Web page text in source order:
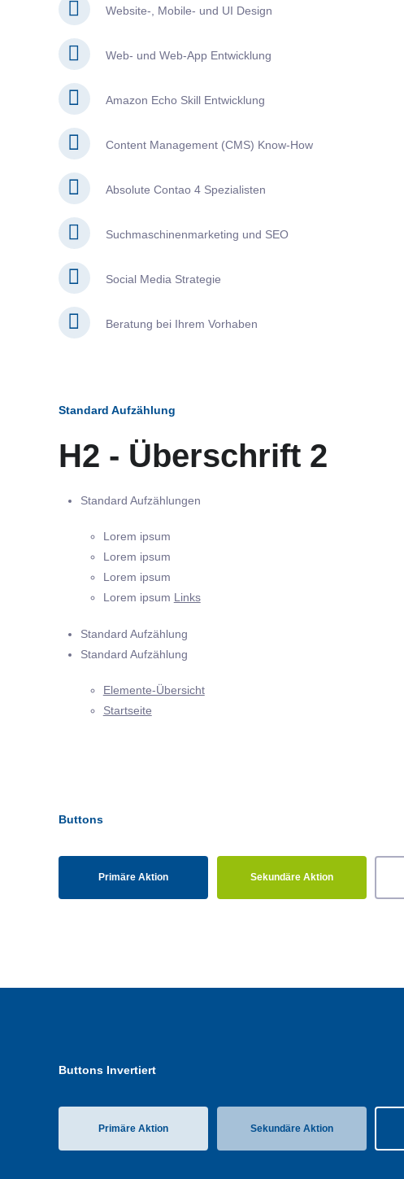
Website-, Mobile- und UI Design
Web- und Web-App Entwicklung
Amazon Echo Skill Entwicklung
Content Management (CMS) Know-How
Absolute Contao 4 Spezialisten
Suchmaschinenmarketing und SEO
Social Media Strategie
Beratung bei Ihrem Vorhaben
Standard Aufzählung
H2 - Überschrift 2
Standard Aufzählungen
Lorem ipsum
Lorem ipsum
Lorem ipsum
Lorem ipsum Links
Standard Aufzählung
Standard Aufzählung
Elemente-Übersicht
Startseite
Buttons
Primäre Aktion Sekundäre Aktion
Buttons Invertiert
Primäre Aktion Sekundäre Aktion